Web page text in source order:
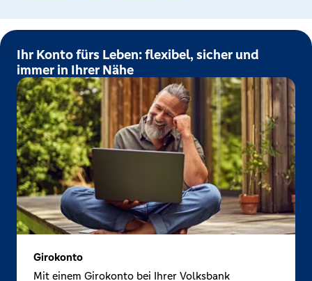
Ihr Konto fürs Leben: flexibel, sicher und
immer in Ihrer Nähe
Girokonto
Mit einem Girokonto bei Ihrer Volksbank